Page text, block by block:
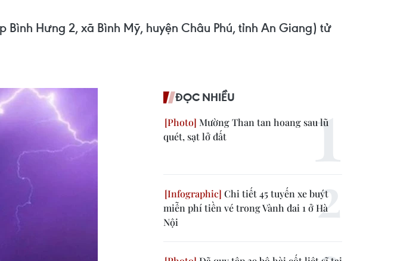
Hưng 2, xã Bình Mỹ, huyện Châu Phú, tỉnh An Giang) tử
ĐỌC NHIỀU
Mường Than tan hoang sau lũ
quét, sạt lở đất
Chi tiết 45 tuyến xe buýt
miễn phí tiền vé trong Vành đai 1 ở Hà
Nội